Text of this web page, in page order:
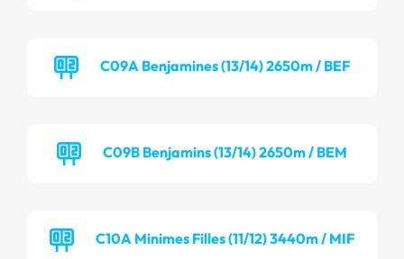
C09A Benjamines (13/14) 2650m / BEF
C09B Benjamins (13/14) 2650m / BEM
C10A Minimes Filles (11/12) 3440m / MIF